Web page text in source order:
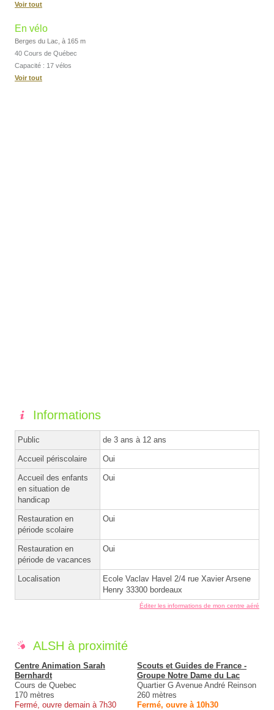
Voir tout
En vélo
Berges du Lac, à 165 m
40 Cours de Québec
Capacité : 17 vélos
Voir tout
Informations
Public de 3 ans à 12 ans
Accueil périscolaire Oui
Accueil des enfants
en situation de
handicap
Oui
Restauration en
période scolaire
Oui
Restauration en
période de vacances
Oui
Localisation
Ecole Vaclav Havel 2/4 rue Xavier Arsene
Henry 33300 bordeaux
Éditer les informations de mon centre aéré
ALSH à proximité
Centre Animation Sarah
Bernhardt
Cours de Quebec
170 mètres
Fermé, ouvre demain à 7h30
Scouts et Guides de France -
Groupe Notre Dame du Lac
Quartier G Avenue André Reinson
260 mètres
Fermé, ouvre à 10h30